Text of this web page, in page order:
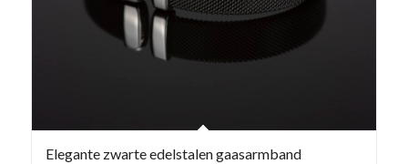
Elegante zwarte edelstalen gaasarmband